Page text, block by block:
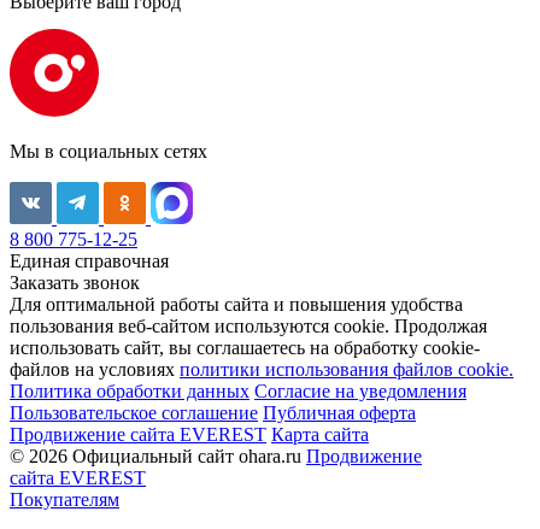
Мы в социальных сетях
8 800 775-12-25
Единая справочная
Заказать звонок
Для оптимальной работы сайта и повышения удобства
пользования веб-сайтом используются cookie. Продолжая
использовать сайт, вы соглашаетесь на обработку cookie-
файлов на условиях политики использования файлов cookie.
Политика обработки данных Согласие на уведомления
Пользовательское соглашение Публичная оферта
Продвижение сайта EVEREST Карта сайта
© 2026 Официальный сайт ohara.ru Продвижение
сайта EVEREST
Покупателям